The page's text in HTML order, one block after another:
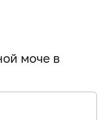
моче в